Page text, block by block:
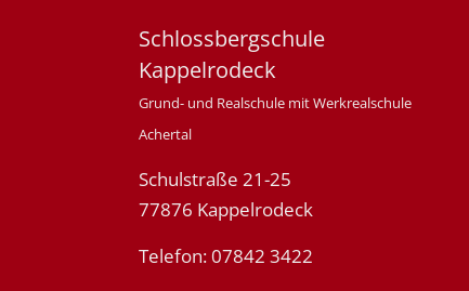
Schlossbergschule
Kappelrodeck
Grund- und Realschule mit Werkrealschule
Achertal
Schulstraße 21-25
77876 Kappelrodeck
Telefon: 07842 3422